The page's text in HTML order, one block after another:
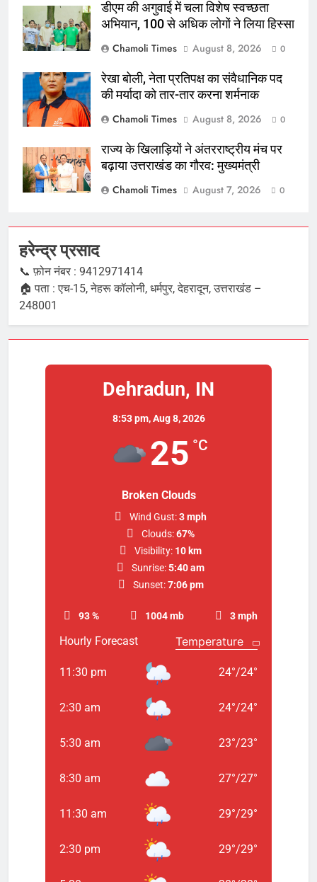
डीएम की अगुवाई में चला विशेष स्वच्छता
अभियान, 100 से अधिक लोगों ने लिया हिस्सा
Chamoli Times
August 8, 2026 0
रेखा बोली, नेता प्रतिपक्ष का संवैधानिक पद
की मर्यादा को तार-तार करना शर्मनाक
Chamoli Times
August 8, 2026 0
राज्य के खिलाड़ियों ने अंतरराष्ट्रीय मंच पर
बढ़ाया उत्तराखंड का गौरव: मुख्यमंत्री
Chamoli Times
August 7, 2026 0
हरेन्द्र प्रसाद
📞 फ़ोन नंबर : 9412971414
🏠 पता : एच-15, नेहरू कॉलोनी, धर्मपुर, देहरादून, उत्तराखंड –
248001
Dehradun, IN
8:53 pm,Aug 8, 2026
25 °C
Broken Clouds
93 % 1004 mb 3 mph
Wind Gust:3 mph
Clouds:67%
Visibility: 10 km
Sunrise:5:40 am
Sunset: 7:06 pm
Hourly Forecast
11:30 pm 24°/24°
2:30 am 24°/24°
5:30 am 23°/23°
8:30 am 27°/27°
11:30 am 29°/29°
2:30 pm 29°/29°